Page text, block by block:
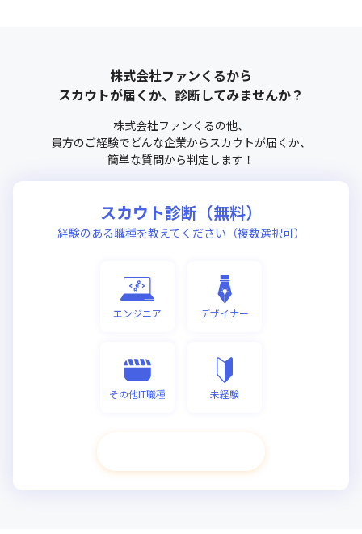
株式会社ファンくるから
スカウトが届くか、診断してみませんか？
株式会社ファンくるの他、
貴方のご経験でどんな企業からスカウトが届くか、
簡単な質問から判定します！
スカウト診断（無料）
経験のある職種を教えてください（複数選択可）
エンジニア デザイナー
その他IT職種 未経験